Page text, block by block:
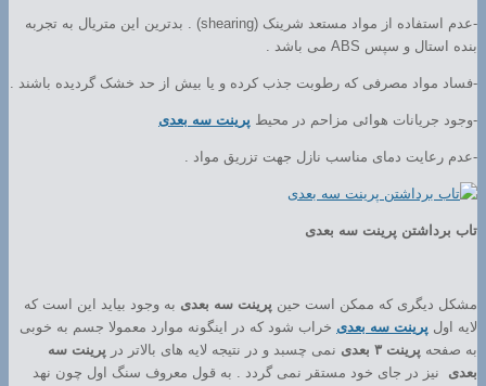
-عدم استفاده از مواد مستعد شرینک (shearing) . بدترین این متریال به تجربه
بنده استال و سپس ABS می باشد .
-فساد مواد مصرفی که رطوبت جذب کرده و یا بیش از حد خشک گردیده باشند .
-وجود جریانات هوائی مزاحم در محیط پرینت سه بعدی
-عدم رعایت دمای مناسب نازل جهت تزریق مواد .
تاب برداشتن پرینت سه بعدی
مشکل دیگری که ممکن است حین پرینت سه بعدی به وجود بیاید این است که
لایه اول پرینت سه بعدی خراب شود که در اینگونه موارد معمولا جسم به خوبی
به صفحه پرینت ۳ بعدی نمی چسبد و در نتیجه لایه های بالاتر در پرینت سه
بعدی
نیز در جای خود مستقر نمی گردد . به قول معروف سنگ اول چون نهد